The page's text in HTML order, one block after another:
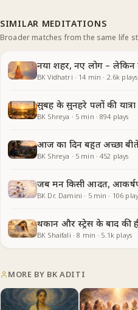
SIMILAR MEDITATIONS
Broader matches from the same life
नया शहर, नए लोग –
BK Vidhatri · 14 min · 2.6k plays
सुबह के सुनहरे पलों की यात्रा
BK Shreya · 5 min ·894 plays
आज का दिन बहुत अच्छा
BK Shreya · 5 min ·452 plays
जब मन किसी आदत,
BK Dr. Damini · 5min · 106
थकान और स्ट्रेस के बाद की
BK Shaifali ·8 min · 5.1k plays
MORE BY BK ADITI